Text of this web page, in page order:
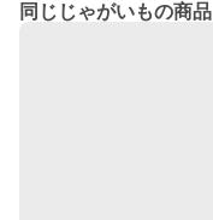
同じじゃがいもの商品